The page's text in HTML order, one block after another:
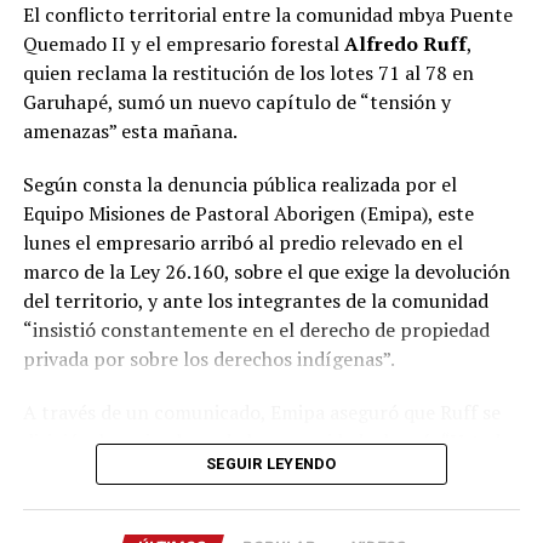
Durante la reunión, las autoridades repasaron el
cronograma previsto para el comienzo de la nueva
conexión, cuyovuelo inaugural tendrá lugar el
próximo 1 de noviembre
incorporación de esta alternativa para el desarrollo del
turismo, la actividad económica y la movilidad de los
misioneros.
“Es muy importante para Misiones, porque somos una
provincia turística y porque somos más de un millón y
medio de misioneros. Además, Buenos Aires nos queda
flujo de empresas y de inversiones. Por eso, contar con
una mayor conectividad aérea es algo muy positivo para
toda la provincia”, remarcó Passalacqua durante la
El conflicto territorial entre la comunidad mbya Puente
Quemado II y el empresario forestalAlfredo Ruff,
quien reclama la restitución de los lotes 71 al 78 en
Garuhapé, sumó un nuevo capítulo de “tensión y
amenazas” esta mañana.
Según consta la denuncia pública realizada por el
Equipo Misiones de Pastoral Aborigen (Emipa), este
lunes el empresario arribó al predio relevado en el
marco de la Ley 26.160, sobre el que exige la devolución
del territorio, y ante los integrantes de la comunidad
“insistió constantemente en el derecho de propiedad
privada por sobre los derechos indígenas”.
dirigió a los miembros de la comunidad y lanzó: “Ustedes
son paraguayos” y “usurpadores”.
SEGUIR LEYENDO